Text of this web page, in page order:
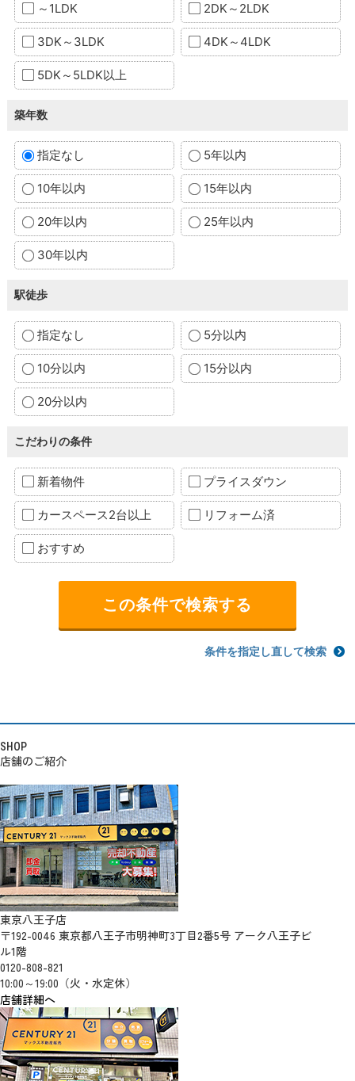
～1LDK 2DK～2LDK
3DK～3LDK 4DK～4LDK
5DK～5LDK以上
築年数
指定なし 5年以内
10年以内 15年以内
20年以内 25年以内
30年以内
駅徒歩
指定なし 5分以内
10分以内 15分以内
20分以内
こだわりの条件
新着物件 プライスダウン
カースペース2台以上 リフォーム済
おすすめ
条件を指定し直して検索
SHOP
店舗のご紹介
東京八王子店
〒192-0046 東京都八王子市明神町3丁目2番5号 アーク八王子ビ
ル1階
0120-808-821
10:00～19:00（火・水定休）
店舗詳細へ